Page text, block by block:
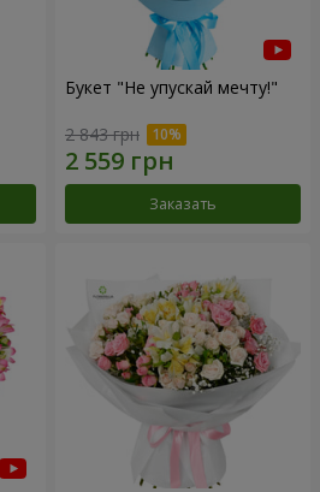
Букет "Не упускай мечту!"
2 843 грн
Заказать